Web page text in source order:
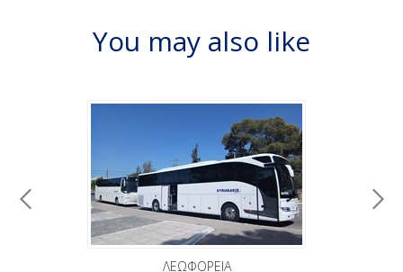
You may also like
ΛΕΩΦΟΡΕΙΑ